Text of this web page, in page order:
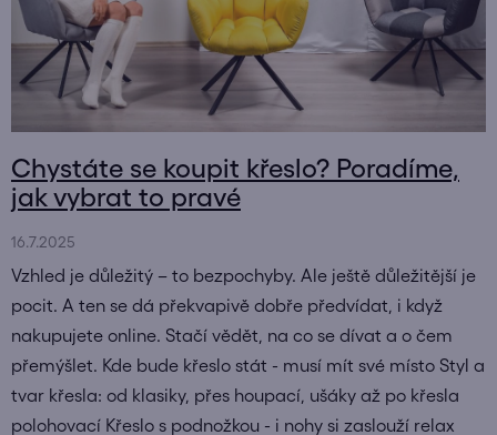
Chystáte se koupit křeslo? Poradíme,
jak vybrat to pravé
16.7.2025
Vzhled je důležitý – to bezpochyby. Ale ještě důležitější je
pocit. A ten se dá překvapivě dobře předvídat, i když
nakupujete online. Stačí vědět, na co se dívat a o čem
přemýšlet. Kde bude křeslo stát - musí mít své místo Styl a
tvar křesla: od klasiky, přes houpací, ušáky až po křesla
polohovací Křeslo s podnožkou - i nohy si zaslouží relax